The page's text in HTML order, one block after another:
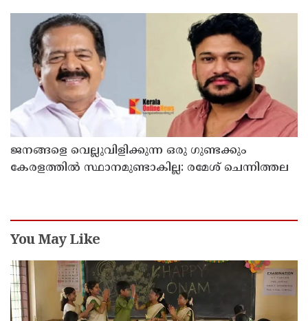
ജനങ്ങളെ വെല്ലുവിളിക്കുന്ന ഒരു ഗുണ്ടക്കും
കേരളത്തില്‍ സ്ഥാനമുണ്ടാകില്ല: രമേശ് ചെന്നിത്തല
You May Like